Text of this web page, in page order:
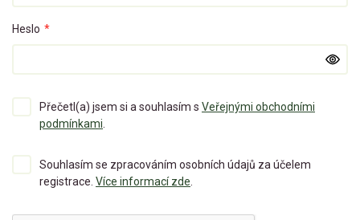
Heslo *
Přečetl(a) jsem si a souhlasím s Veřejnými obchodními
podmínkami.
Souhlasím se zpracováním osobních údajů za účelem
registrace. Více informací zde.